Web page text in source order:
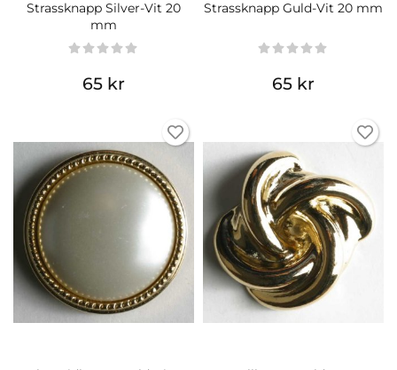
Strassknapp Silver-Vit 20
mm
65 kr
Strassknapp Guld-Vit 20 mm
65 kr